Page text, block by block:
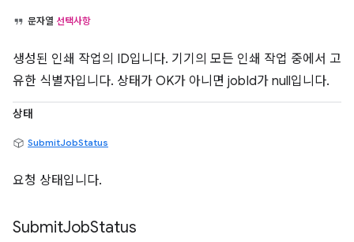
문자열 선택사항
생성된 인쇄 작업의 ID입니다. 기기의 모든 인쇄 작업 중에서 고
유한 식별자입니다. 상태가 OK가 아니면 jobId가 null입니다.
상태
SubmitJobStatus
요청 상태입니다.
SubmitJobStatus